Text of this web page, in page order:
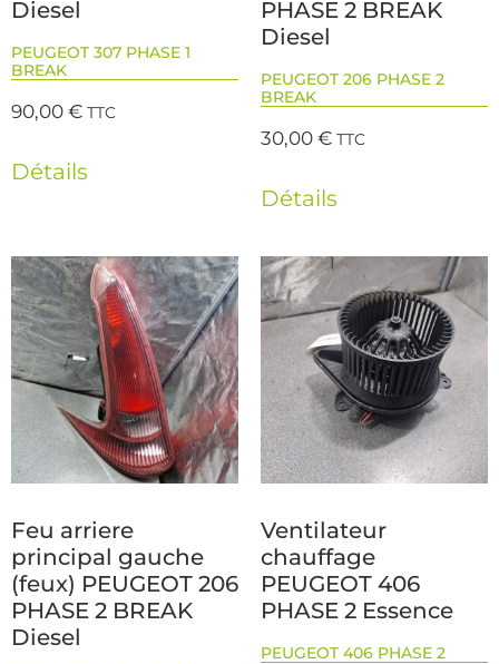
Diesel
PEUGEOT 307 PHASE 1
BREAK
90,00€ TTC
Détails
PHASE 2 BREAK
Diesel
PEUGEOT 206 PHASE 2
BREAK
30,00€ TTC
Détails
Feu arriere
principal gauche
(feux) PEUGEOT 206
PHASE 2 BREAK
Diesel
Ventilateur
chauffage
PEUGEOT 406
PHASE 2 Essence
PEUGEOT 406 PHASE 2